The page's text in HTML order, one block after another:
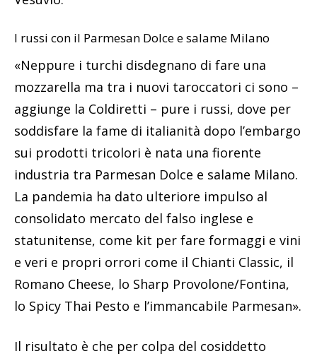
I russi con il Parmesan Dolce e salame Milano
«Neppure i turchi disdegnano di fare una
mozzarella ma tra i nuovi taroccatori ci sono –
aggiunge la Coldiretti – pure i russi, dove per
soddisfare la fame di italianità dopo l’embargo
sui prodotti tricolori è nata una fiorente
industria tra Parmesan Dolce e salame Milano.
La pandemia ha dato ulteriore impulso al
consolidato mercato del falso inglese e
statunitense, come kit per fare formaggi e vini
e veri e propri orrori come il Chianti Classic, il
Romano Cheese, lo Sharp Provolone/Fontina,
lo Spicy Thai Pesto e l’immancabile Parmesan».
Il risultato è che per colpa del cosiddetto